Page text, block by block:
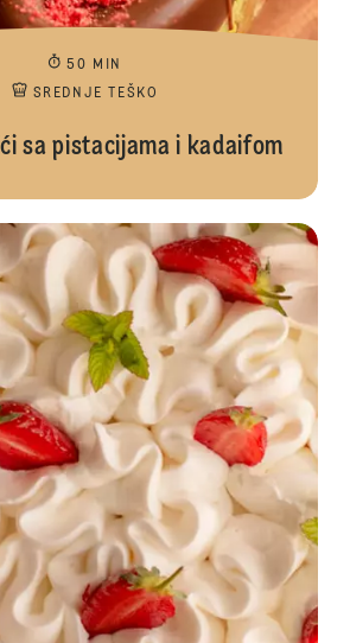
50 MIN
SREDNJE TEŠKO
sa pistacijama i kadaifom